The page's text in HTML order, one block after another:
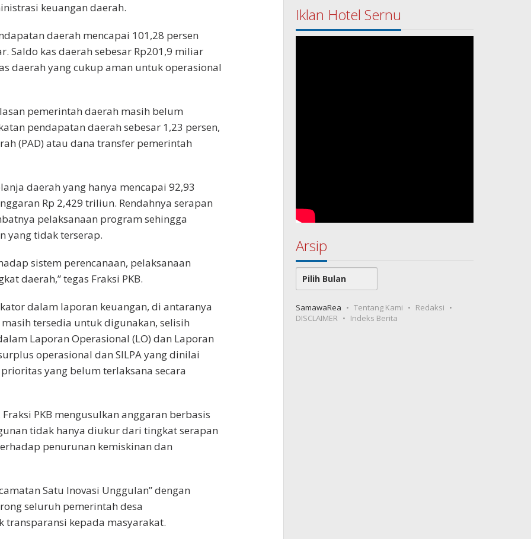
keuangan daerah.
daerah mencapai 101,28 persen
Saldo kas daerah sebesar Rp201,9 miliar
daerah yang cukup aman untuk operasional
pemerintah daerah masih belum
pendapatan daerah sebesar 1,23 persen,
(PAD) atau dana transfer pemerintah
daerah yang hanya mencapai 92,93
Rp 2,429 triliun. Rendahnya serapan
pelaksanaan program sehingga
yang tidak terserap.
sistem perencanaan, pelaksanaan
daerah,” tegas Fraksi PKB.
dalam laporan keuangan, di antaranya
tersedia untuk digunakan, selisih
Laporan Operasional (LO) dan Laporan
operasional dan SILPA yang dinilai
yang belum terlaksana secara
PKB mengusulkan anggaran berbasis
tidak hanya diukur dari tingkat serapan
penurunan kemiskinan dan
Satu Inovasi Unggulan” dengan
seluruh pemerintah desa
transparansi kepada masyarakat.
Iklan Hotel Sernu
Arsip
Arsip
SamawaRea Tentang Kami
Redaksi
DISCLAIMER
Indeks Berita